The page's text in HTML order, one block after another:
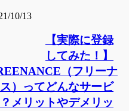
10/13
【実際に登録
してみた！】
（フリーナ
）ってどんなサービ
メリットやデメリッ